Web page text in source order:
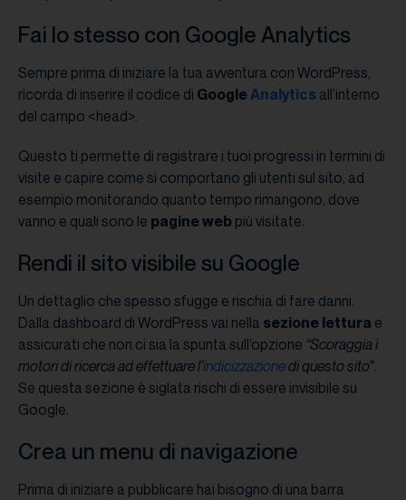
Fai lo stesso con Google Analytics
Sempre prima di iniziare la tua avventura con WordPress,
ricorda di inserire il codice di GoogleAnalytics all’interno
del campo <head>.
Questo ti permette di registrare i tuoi progressi in termini di
visite e capire come si comportano gli utenti sul sito, ad
esempio monitorando quanto tempo rimangono, dove
vanno e quali sono le pagine web più visitate.
Rendi il sito visibile su Google
Un dettaglio che spesso sfugge e rischia di fare danni.
Dalla dashboard di WordPress vai nella sezione lettura e
assicurati che non ci sia la spunta sull’opzione “Scoraggia i
motori di ricerca ad effettuare l’indicizzazionedi questo sito”.
Se questa sezione è siglata rischi di essere invisibile su
Google.
Crea un menu di navigazione
Prima di iniziare a pubblicare hai bisogno di una barra